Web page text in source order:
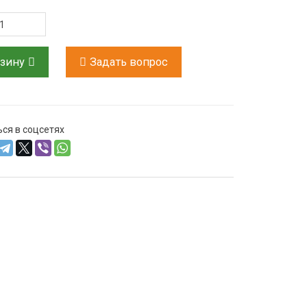
Задать вопрос
в соцсетях